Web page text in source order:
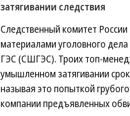
затягивании следствия
Следственный комитет
материалами уголовного
ГЭС (СШГЭС). Троих топ-
умышленном затягивании
называя это попыткой
компании предъявленных